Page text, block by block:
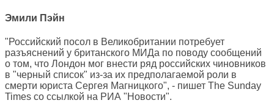
Эмили Пэйн
"Российский посол в Великобритании потребует
разъяснений у британского МИДа по поводу сообщений
о том, что Лондон мог внести ряд российских чиновников
в "черный список" из-за их предполагаемой роли в
смерти юриста Сергея Магницкого", - пишет The Sunday
Times со ссылкой на РИА "Новости".